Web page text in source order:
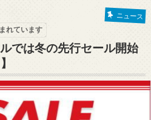
ニュース
れています
では冬の先行セール開始